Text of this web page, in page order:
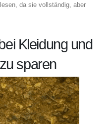
da sie vollständig, aber
Kleidung und
sparen